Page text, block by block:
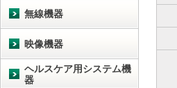
無線機器
映像機器
ヘルスケア用システム機
器